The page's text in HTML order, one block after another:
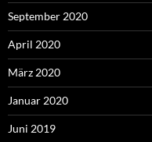
September 2020
April 2020
März 2020
Januar 2020
Juni 2019